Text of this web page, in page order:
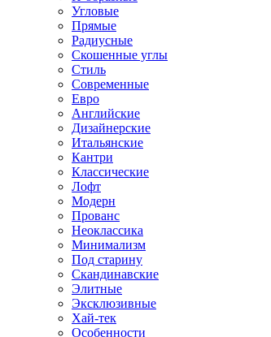
Угловые
Прямые
Радиусные
Скошенные углы
Стиль
Современные
Евро
Английские
Дизайнерские
Итальянские
Кантри
Классические
Лофт
Модерн
Прованс
Неоклассика
Минимализм
Под старину
Скандинавские
Элитные
Эксклюзивные
Хай-тек
Особенности